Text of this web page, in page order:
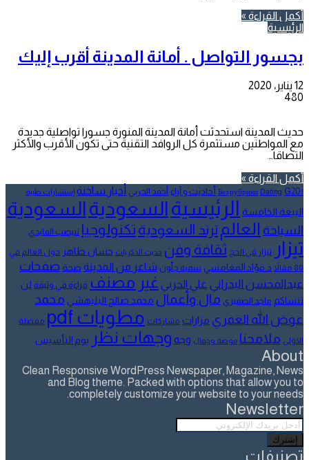
أكمل القراءة »
الرئيسية
بجسور التواصل . أمانة المدينة أقرب إليك
12 يناير، 2020
480
حديث المدينة استحدثت أمانة المدينة المنورة جسورا تواصلية جديدة
مع المواطنين مستثمرة كل الروافد التقنية حتى تكون الأقرب والأكثر
التصاقا…
أكمل القراءة »
! Без рубрики
Dating G20 أحاديث و آراء أحمد الحربي أخبار ساخنة إستشارات طبية
البيعة الخامسة الرئيسيةالسعوديةالسعودية
السياحة العالم ترند السعودية تكنولوجيا تنيضب الفايدي
تيزار تيزار في الحج ثقافة وفن حديث الذكريات حسان طاهر حول العالم في
80 مقالاً
د.فؤاد المغامسي سمية جلّون شاعر من المدينة صحة صفحات
عبدالمحسن البدراني علي الحربي غير مصنف قراءة في وثيقة لن
ننساكم ماجد الصقيري مال وأعمال محمد صالح البليهشي محمد
عوض الله العمري مزارات مشاركات مطويات pdf مفضلة
الاولى ملامحنا موضة وجمال وجه وجهات نظر يوم التأسيس
About
Clean Responsive WordPress Newspaper, Magazine, News
and Blog theme. Packed with options that allow you to
completely customize your website to your needs.
Newsletter
أدخل
بريدك
الإلكتروني
تصنيفات